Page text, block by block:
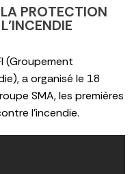
LA PROTECTION
(Groupement
a organisé le 18
SMA, les premières
l’incendie.